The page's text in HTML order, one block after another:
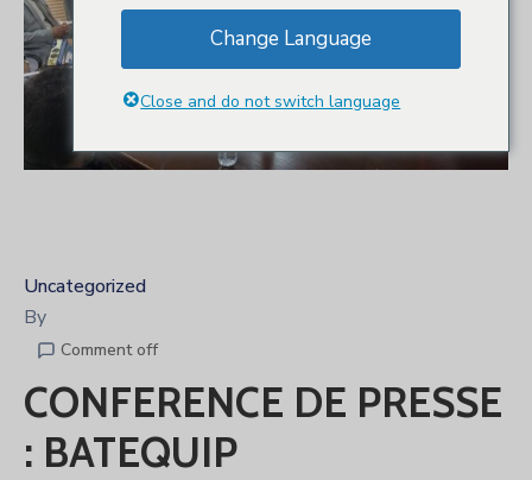
Adhésion
Médiathèque
Uncategorized
By
Comment off
CONFERENCE DE PRESSE
: BATEQUIP
Change Language
Close and do not switch language